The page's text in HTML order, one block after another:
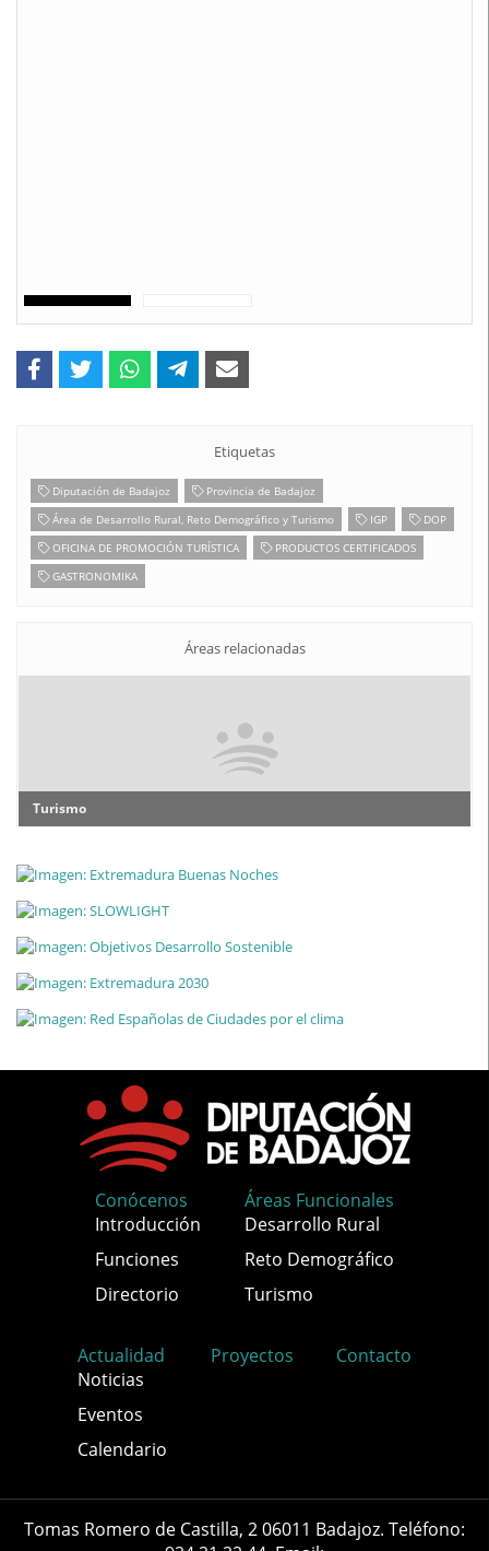
Etiquetas
Diputación de Badajoz
Provincia de Badajoz
Área de Desarrollo Rural, Reto Demográfico y Turismo
IGP
DOP
OFICINA DE PROMOCIÓN TURÍSTICA
PRODUCTOS CERTIFICADOS
GASTRONOMIKA
Áreas relacionadas
Turismo
Conócenos
Introducción
Funciones
Directorio
Áreas Funcionales
Desarrollo Rural
Reto Demográfico
Turismo
Actualidad
Noticias
Eventos
Calendario
Proyectos Contacto
Tomas Romero de Castilla, 2 06011 Badajoz. Teléfono: